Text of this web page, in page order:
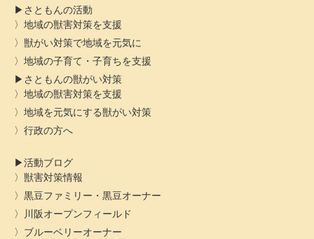
さともんの活動
地域の獣害対策を支援
獣がい対策で地域を元気に
地域の子育て・子育ちを支援
さともんの獣がい対策
地域の獣害対策を支援
地域を元気にする獣がい対策
行政の方へ
活動ブログ
獣害対策情報
黒豆ファミリー・黒豆オーナー
川阪オープンフィールド
ブルーベリーオーナー